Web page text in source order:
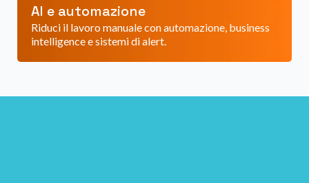
AI e automazione
Riduci il lavoro manuale con automazione, business
intelligence e sistemi di alert.